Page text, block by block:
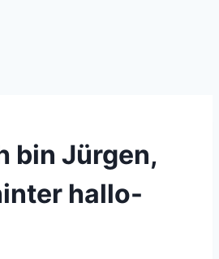
bin Jürgen,
hallo-